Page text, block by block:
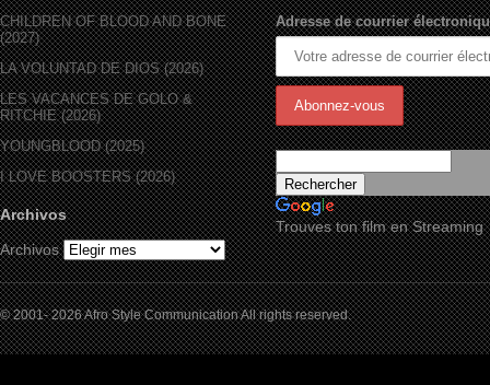
CHILDREN OF BLOOD AND BONE
(2027)
LA VOLUNTAD DE DIOS (2026)
LES VACANCES DE GOLO &
RITCHIE (2026)
YOUNGBLOOD (2025)
I LOVE BOOSTERS (2026)
Archivos
Archivos
Adresse de courrier
Trouves ton film en Streaming
© 2001- 2026 Afro Style Communication All rights reserved.